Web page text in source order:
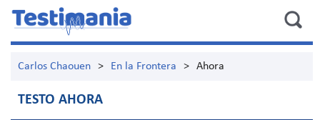
Carlos Chaouen > En la Frontera > Ahora
TESTO AHORA